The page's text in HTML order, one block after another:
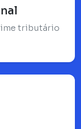
tributário